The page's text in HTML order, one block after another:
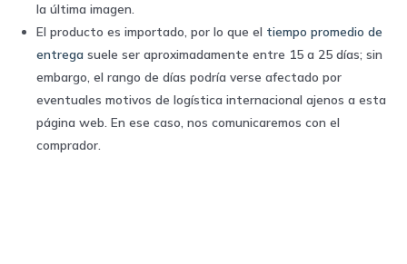
la última imagen.
El producto es importado, por lo que el tiempo promedio de
entrega suele ser aproximadamente entre 15 a 25 días; sin
embargo, el rango de días podría verse afectado por
eventuales motivos de logística internacional ajenos a esta
página web. En ese caso, nos comunicaremos con el
comprador.